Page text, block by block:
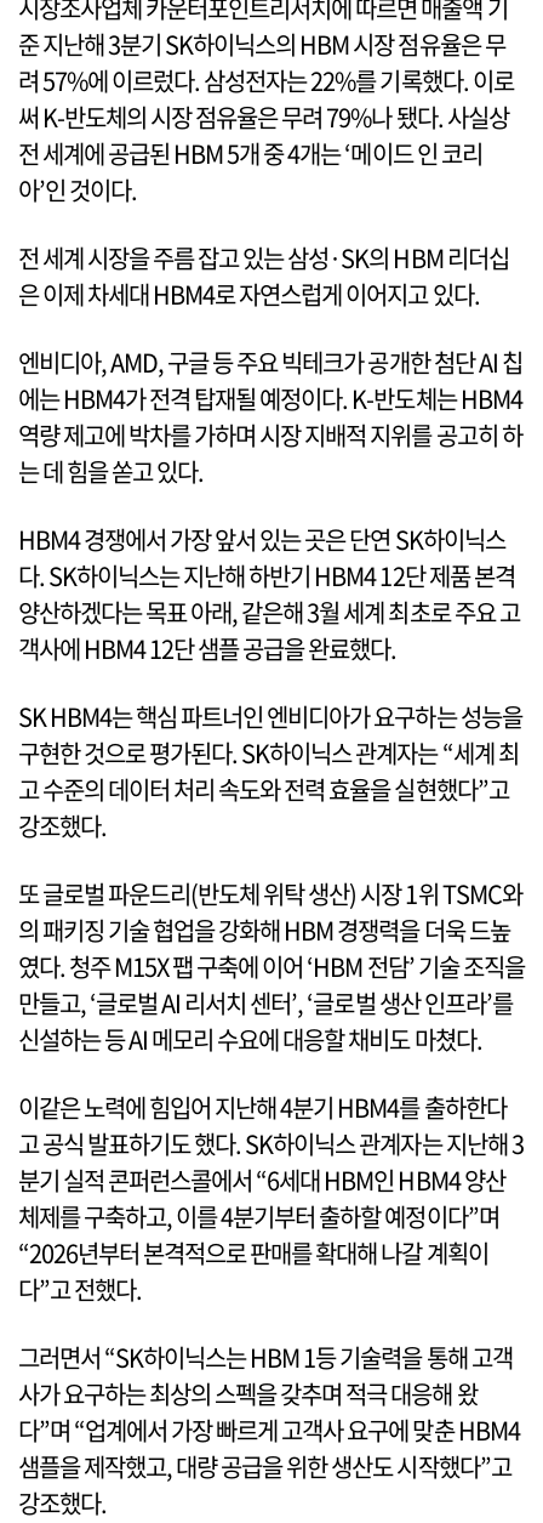
시장조사업체 카운터포인트리서치에 따르면 매출액 기
준 지난해 3분기 SK하이닉스의 HBM 시장 점유율은 무
려 57%에 이르렀다. 삼성전자는 22%를 기록했다. 이로
써 K-반도체의 시장 점유율은 무려 79%나 됐다. 사실상
전 세계에 공급된 HBM 5개 중 4개는 ‘메이드 인 코리
아’인 것이다.
전 세계 시장을 주름 잡고 있는 삼성·SK의 HBM 리더십
은 이제 차세대 HBM4로 자연스럽게 이어지고 있다.
엔비디아, AMD, 구글 등 주요 빅테크가 공개한 첨단 AI 칩
에는 HBM4가 전격 탑재될 예정이다. K-반도체는 HBM4
역량 제고에 박차를 가하며 시장 지배적 지위를 공고히 하
는 데 힘을 쏟고 있다.
HBM4 경쟁에서 가장 앞서 있는 곳은 단연 SK하이닉스
다. SK하이닉스는 지난해 하반기 HBM4 12단 제품 본격
양산하겠다는 목표 아래, 같은해 3월 세계 최초로 주요 고
객사에 HBM4 12단 샘플 공급을 완료했다.
SK HBM4는 핵심 파트너인 엔비디아가 요구하는 성능을
구현한 것으로 평가된다. SK하이닉스 관계자는 “세계 최
고 수준의 데이터 처리 속도와 전력 효율을 실현했다”고
강조했다.
또 글로벌 파운드리(반도체 위탁 생산) 시장 1위 TSMC와
의 패키징 기술 협업을 강화해 HBM 경쟁력을 더욱 드높
였다. 청주 M15X 팹 구축에 이어 ‘HBM 전담’ 기술 조직을
만들고, ‘글로벌 AI 리서치 센터’, ‘글로벌 생산 인프라’를
신설하는 등 AI 메모리 수요에 대응할 채비도 마쳤다.
이같은 노력에 힘입어 지난해 4분기 HBM4를 출하한다
고 공식 발표하기도 했다. SK하이닉스 관계자는 지난해 3
분기 실적 콘퍼런스콜에서 “6세대 HBM인 HBM4 양산
체제를 구축하고, 이를 4분기부터 출하할 예정이다”며
“2026년부터 본격적으로 판매를 확대해 나갈 계획이
다”고 전했다.
그러면서 “SK하이닉스는 HBM 1등 기술력을 통해 고객
사가 요구하는 최상의 스펙을 갖추며 적극 대응해 왔
다”며 “업계에서 가장 빠르게 고객사 요구에 맞춘 HBM4
샘플을 제작했고, 대량 공급을 위한 생산도 시작했다”고
강조했다.